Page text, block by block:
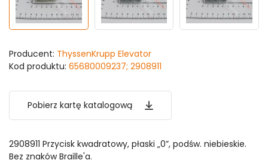
Producent: ThyssenKrupp Elevator
Kod produktu: 65680009237; 2908911
Pobierz kartę katalogową
2908911 Przycisk kwadratowy, płaski „0”, podśw. niebieskie.
Bez znaków Braille'a.